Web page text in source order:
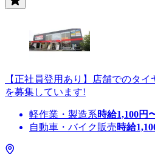
【正社員登用あり】店舗でのタ
を募集しています!
軽作業・製造系時給1,100円
自動車・バイク販売時給